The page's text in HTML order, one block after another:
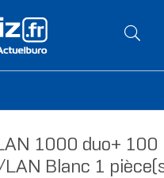
1000 duo+
Blanc 1